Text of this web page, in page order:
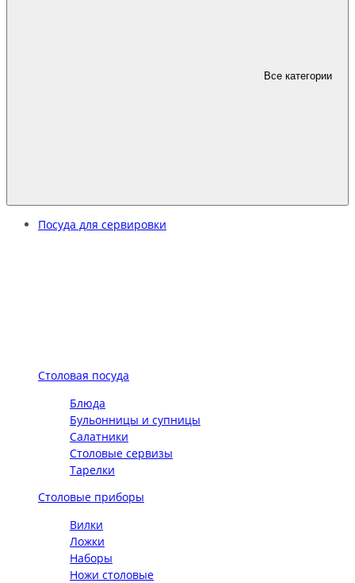
Все категории
Посуда для сервировки
Столовая посуда
Блюда
Бульонницы и супницы
Салатники
Столовые сервизы
Тарелки
Столовые приборы
Вилки
Ложки
Наборы
Ножи столовые